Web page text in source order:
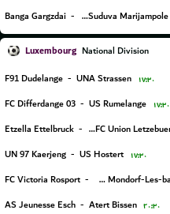
Banga Gargzdai - FK Suduva Marijampole
Luxembourg National Division
F91 Dudelange - UNA Strassen ۱۷:۳۰
FC Differdange 03 - US Rumelange ۱۷:۳۰
Etzella Ettelbruck - Racing FC Union Letzebuerg
UN 97 Kaerjeng - US Hostert ۱۷:۳۰
FC Victoria Rosport - US Mondorf-Les-bains
AS Jeunesse Esch - Atert Bissen ۲۰:۳۰